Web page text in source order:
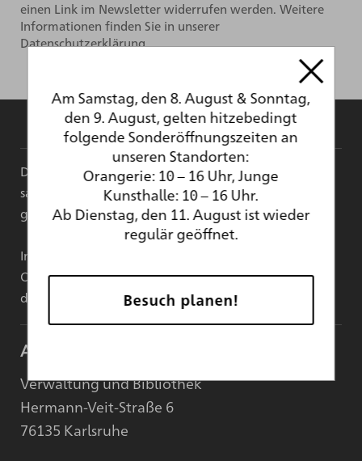
einen Link im Newsletter widerrufen werden. Weitere
Informationen finden Sie in unserer
Datenschutzerklärung.
Das Hauptgebäude der Kunsthalle Karlsruhe ist
sanierungsbedingt für die kommenden Jahre
geschlossen.
Im ZKM | Zentrum für Kunst und Medien, der
Orangerie und in der Jungen Kunsthalle finden in
dieser Zeit Ausstellungen statt.
Anschrift
Verwaltung und Bibliothek
Hermann-Veit-Straße 6
76135 Karlsruhe
Am Samstag, den 8. August & Sonntag,
den 9. August, gelten hitzebedingt
folgende Sonderöffnungszeiten an
unseren Standorten:
Orangerie: 10 – 16 Uhr, Junge
Kunsthalle: 10 – 16 Uhr.
Ab Dienstag, den 11. August ist wieder
regulär geöffnet.
Besuch planen!